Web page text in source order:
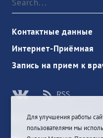
Контактные данные
Интернет-Приёмная
Запись на прием к
Ouvrir une session
Для улучшения работы
пользователями мы